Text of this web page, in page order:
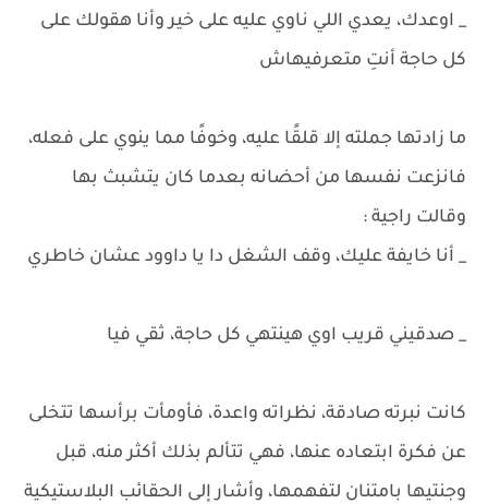
_ اوعدك، يعدي اللي ناوي عليه على خير وأنا هقولك على
كل حاجة أنتِ متعرفيهاش
ما زادتها جملته إلا قلقًا عليه، وخوفًا مما ينوي على فعله،
فانزعت نفسها من أحضانه بعدما كان يتشبث بها
وقالت راجية :
_ أنا خايفة عليك، وقف الشغل دا يا داوود عشان خاطري
_ صدقيني قريب اوي هينتهي كل حاجة، ثقي فيا
كانت نبرته صادقة، نظراته واعدة، فأومأت برأسها تتخلى
عن فكرة ابتعاده عنها، فهي تتألم بذلك أكثر منه، قبل
وجنتيها بامتنان لتفهمها، وأشار إلى الحقائب البلاستيكية